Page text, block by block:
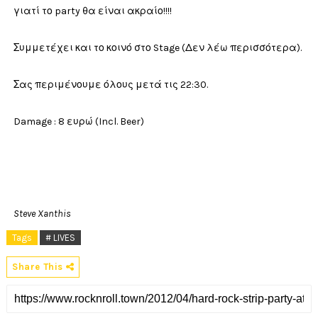
γιατί το party θα είναι ακραίο!!!!
Συμμετέχει και το κοινό στο Stage (Δεν λέω περισσότερα).
Σας περιμένουμε όλους μετά τις 22:30.
Damage : 8 ευρώ (Incl. Beer)
Steve Xanthis
Tags # LIVES
Share This